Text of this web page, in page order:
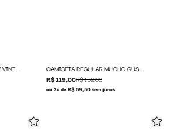
CAMISETA OVERSIZED BAW VINTAGE ARCH
CAMISETA REGULAR MUCHO GUSTO
R$ 119,00R$ 159,00
ou 2x de R$ 59,50 sem juros